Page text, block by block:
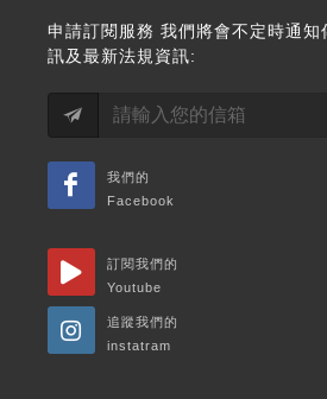
申請訂閱服務 我們將會不定時通知
訊及最新法規資訊:
我們的
Facebook
訂閱我們的
Youtube
追蹤我們的
instatram